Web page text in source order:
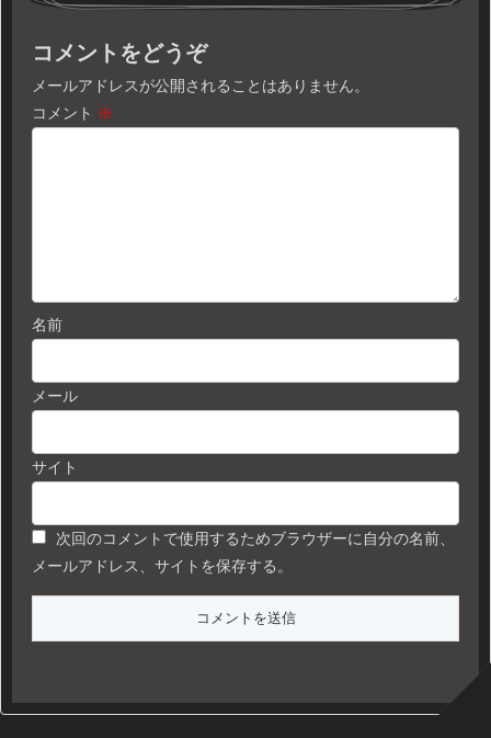
コメントをどうぞ
メールアドレスが公開されることはありません。
コメント ※
名前
メール
サイト
次回のコメントで使用するためブラウザーに自分の名前、
メールアドレス、サイトを保存する。